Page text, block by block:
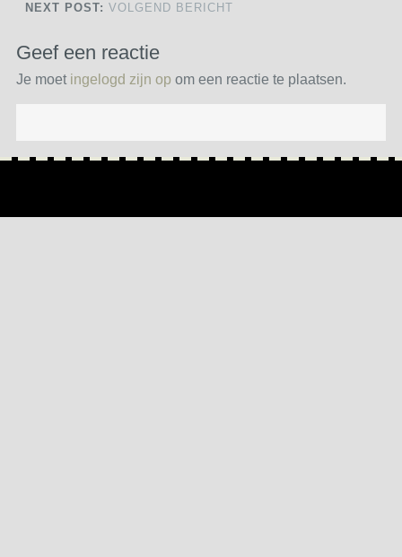
NEXT POST: VOLGEND BERICHT
Geef een reactie
Je moet ingelogd zijn op om een reactie te plaatsen.